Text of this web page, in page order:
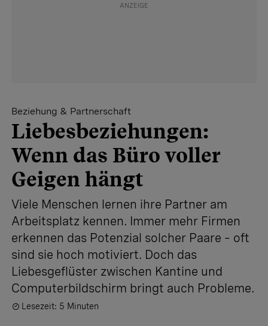
Beziehung & Partnerschaft
Liebesbeziehungen:
Wenn das Büro voller
Geigen hängt
Viele Menschen lernen ihre Partner am
Arbeitsplatz kennen. Immer mehr Firmen
erkennen das Potenzial solcher Paare – oft
sind sie hoch motiviert. Doch das
Liebesgeflüster zwischen Kantine und
Computerbildschirm bringt auch Probleme.
Lesezeit: 5 Minuten